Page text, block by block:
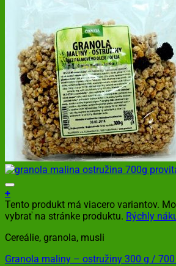
+
Tento produkt má viacero variantov.
vybrať na stránke produktu. Rýchly
Cereálie, granola, musli
Granola maliny – ostružiny 300 g /